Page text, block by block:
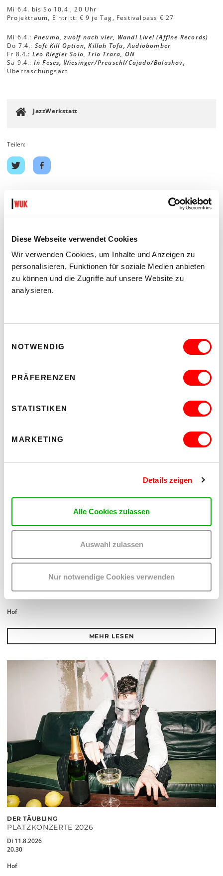
Diese Webseite verwendet Cookies
Wir verwenden Cookies, um Inhalte und Anzeigen zu
personalisieren, Funktionen für soziale Medien anbieten
zu können und die Zugriffe auf unsere Website zu
analysieren.
NOTWENDIG
PRÄFERENZEN
STATISTIKEN
MARKETING
Details zeigen
Alle Cookies zulassen
Auswahl zulassen
Nur notwendige Cookies verwenden
Mi 6.4. bis So 10.4., 20 Uhr
Projektraum, Eintritt: € 9 je Tag, Festivalpass € 27
Mi 6.4.: Pneuma, zwölf nach vier, Wandl Live! (Affine Records)
Do 7.4.: Soft Kill Option, Killah Tofu, Audiobomber
Fr 8.4.: Leo Riegler Solo, Trio Trara, ON
Sa 9.4.: In Feses, Wiesinger/Preuschl/Cajado/Balashov,
Überraschungsact
JazzWerkstatt
Teilen:
Auf
Twitter
Auf
Facebook
VORHERIGER ARTIKEL
ZU ALLEN ARTIKELN
DIESE VERANSTALTUNGEN KÖNNTEN
DICH INTERESSIEREN:
EIN DIVERSES PROGRAMM FÜR EIN DIVERSES
Hof
MEHR LESEN
DER TÄUBLING
PLATZKONZERTE 2026
Di 11.8.2026
20.30
Hof